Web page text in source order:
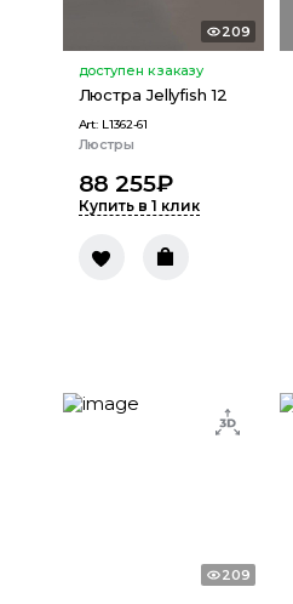
209
доступен к заказу
Люстра Jellyfish 12
Art: L1362-61
Люстры
88 255₽
Купить в 1 клик
209